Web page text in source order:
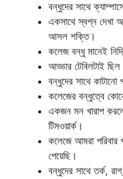
বন্ধুদের সাথে
একসাথে স্বপ্ন দেখা
আসল শক্তি।
কলেজ বন্ধু মানেই
আড্ডার টেবিলটাই ছিল
বন্ধুদের সাথে কাটানো
কলেজের বন্ধুত্বে
একজন মন খারাপ
টিমওয়ার্ক।
কলেজে আমরা পরিবার
পেয়েছি।
বন্ধুদের সাথে তর্ক,